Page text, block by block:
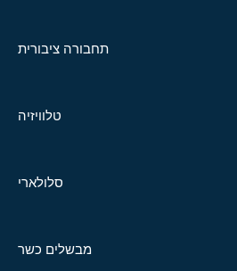
תחבורה ציבורית
טלוויזיה
סלולארי
מבשלים כשר